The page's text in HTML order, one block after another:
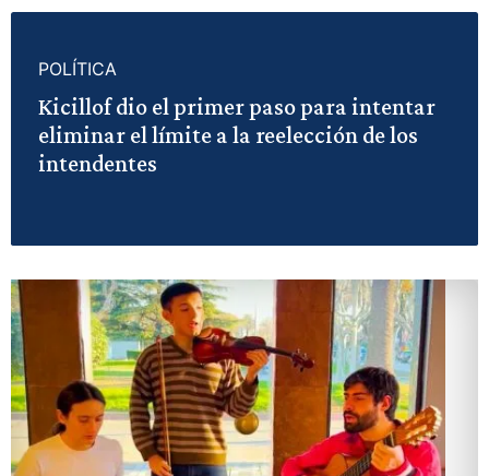
POLÍTICA
Kicillof dio el primer paso para intentar
eliminar el límite a la reelección de los
intendentes